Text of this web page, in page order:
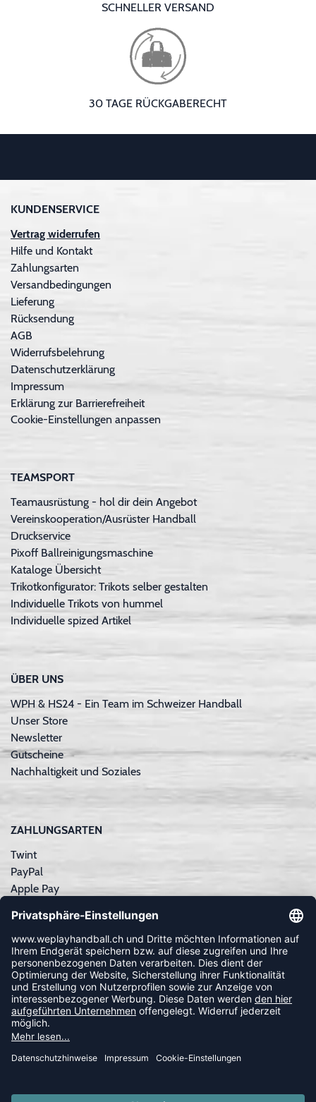
SCHNELLER VERSAND
30 TAGE RÜCKGABERECHT
KUNDENSERVICE
Vertrag widerrufen
Hilfe und Kontakt
Zahlungsarten
Versandbedingungen
Lieferung
Rücksendung
AGB
Widerrufsbelehrung
Datenschutzerklärung
Impressum
Erklärung zur Barrierefreiheit
Cookie-Einstellungen anpassen
TEAMSPORT
Teamausrüstung - hol dir dein Angebot
Vereinskooperation/Ausrüster Handball
Druckservice
Pixoff Ballreinigungsmaschine
Kataloge Übersicht
Trikotkonfigurator: Trikots selber gestalten
Individuelle Trikots von hummel
Individuelle spized Artikel
ÜBER UNS
WPH & HS24 - Ein Team im Schweizer Handball
Unser Store
Newsletter
Gutscheine
Nachhaltigkeit und Soziales
ZAHLUNGSARTEN
Twint
PayPal
Apple Pay
Kreditkarte
Rechnungskauf
NEWSLETTER
FOLLOW US